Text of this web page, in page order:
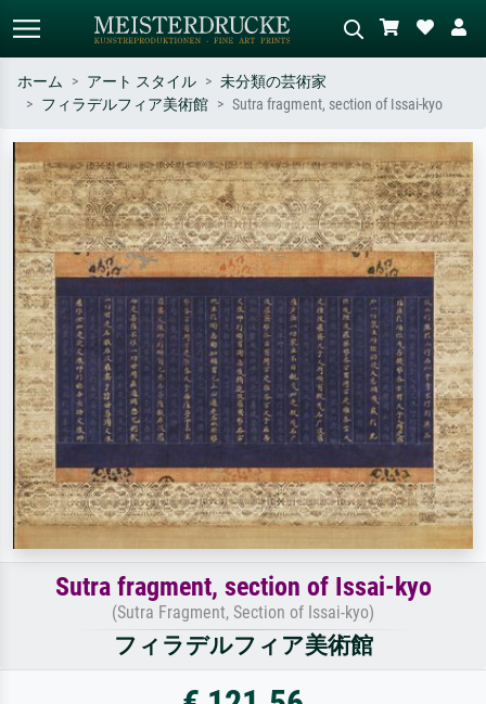
作家名・作品名・スタイルで検索
– 例：モネ、星月夜、印象派、北
斎の波、ヌード。
シーンを説明してください – 例：
緑の草原、赤の多い抽象画、暗い
油絵、木のそばの立ち姿のヌー
ド。
ホーム アート スタイル
未分類の芸術家
フィラデルフィア美術館
Sutra fragment, section of Issai-kyo
Sutra fragment, section of Issai-kyo
(Sutra Fragment, Section of Issai-kyo)
フィラデルフィア美術館